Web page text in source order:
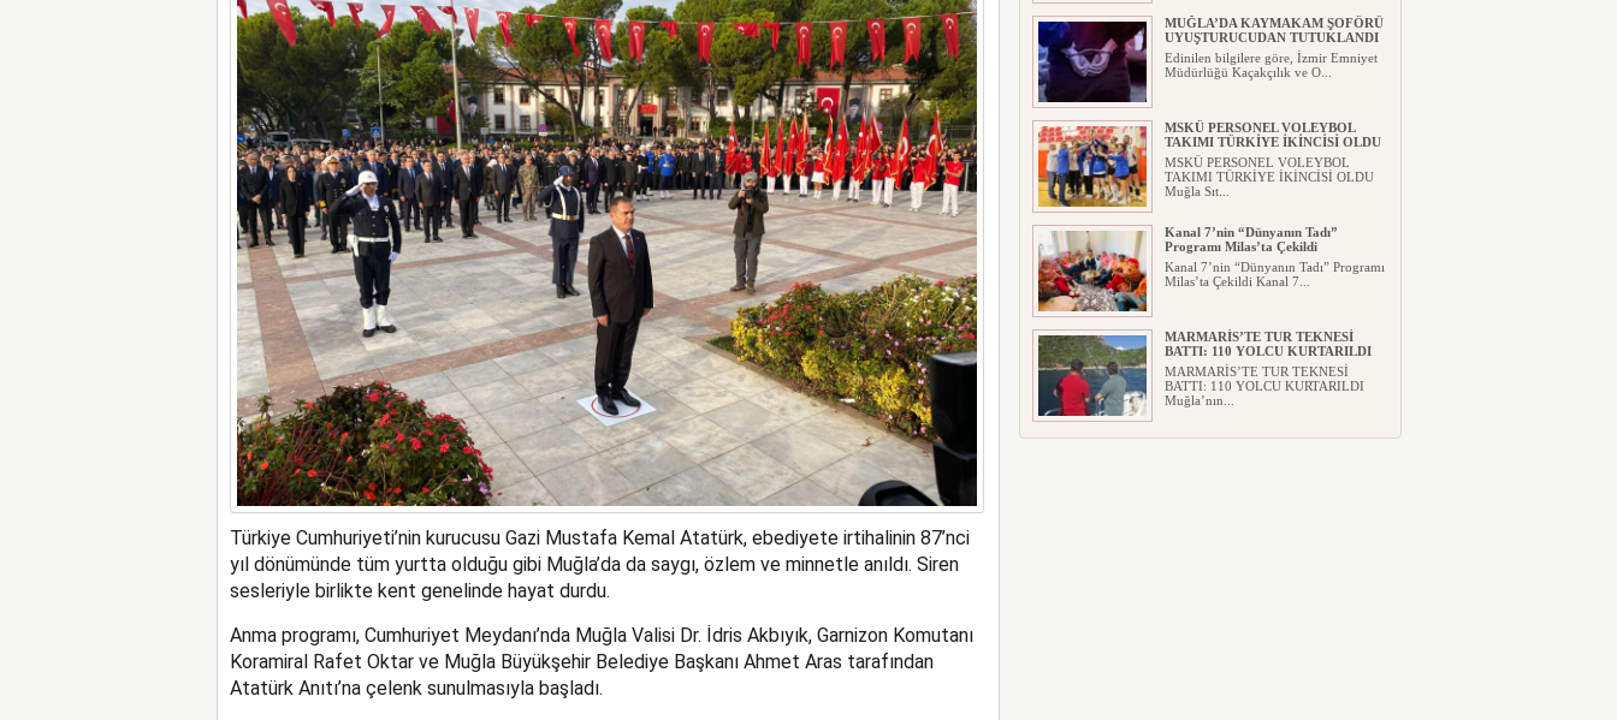
Türkiye Cumhuriyeti’nin kurucusu Gazi Mustafa Kemal Atatürk, ebediyete irtihalinin 87’nci
yıl dönümünde tüm yurtta olduğu gibi Muğla’da da saygı, özlem ve minnetle anıldı. Siren
sesleriyle birlikte kent genelinde hayat durdu.
Anma programı, Cumhuriyet Meydanı’nda Muğla Valisi Dr. İdris Akbıyık, Garnizon Komutanı
Koramiral Rafet Oktar ve Muğla Büyükşehir Belediye Başkanı Ahmet Aras tarafından
Atatürk Anıtı’na çelenk sunulmasıyla başladı.
MUĞLA’DA KAYMAKAM ŞOFÖRÜ
UYUŞTURUCUDAN TUTUKLANDI
Edinilen bilgilere göre, İzmir Emniyet
Müdürlüğü Kaçakçılık ve O...
MSKÜ PERSONEL VOLEYBOL
TAKIMI TÜRKİYE İKİNCİSİ OLDU
MSKÜ PERSONEL VOLEYBOL
TAKIMI TÜRKİYE İKİNCİSİ OLDU
Muğla Sıt...
Kanal 7’nin “Dünyanın Tadı”
Programı Milas’ta Çekildi
Kanal 7’nin “Dünyanın Tadı” Programı
Milas’ta Çekildi Kanal 7...
MARMARİS’TE TUR TEKNESİ
BATTI: 110 YOLCU KURTARILDI
MARMARİS’TE TUR TEKNESİ
BATTI: 110 YOLCU KURTARILDI
Muğla’nın...
MUĞLA’YA DEV SPOR